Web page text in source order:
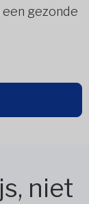
gezonde
niet